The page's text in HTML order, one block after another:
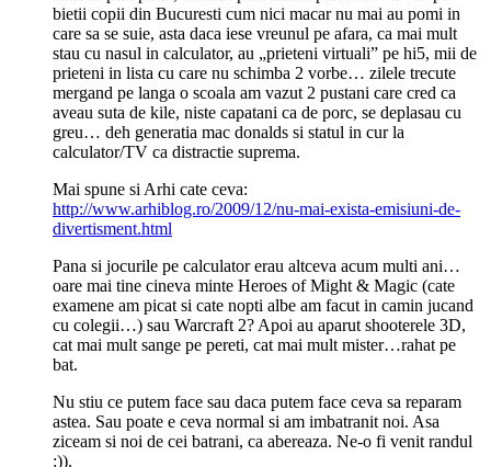
bietii copii din Bucuresti cum nici macar nu mai au pomi in
care sa se suie, asta daca iese vreunul pe afara, ca mai mult
stau cu nasul in calculator, au „prieteni virtuali” pe hi5, mii de
prieteni in lista cu care nu schimba 2 vorbe… zilele trecute
mergand pe langa o scoala am vazut 2 pustani care cred ca
aveau suta de kile, niste capatani ca de porc, se deplasau cu
greu… deh generatia mac donalds si statul in cur la
calculator/TV ca distractie suprema.
Mai spune si Arhi cate ceva:
http://www.arhiblog.ro/2009/12/nu-mai-exista-emisiuni-de-
divertisment.html
Pana si jocurile pe calculator erau altceva acum multi ani…
oare mai tine cineva minte Heroes of Might & Magic (cate
examene am picat si cate nopti albe am facut in camin jucand
cu colegii…) sau Warcraft 2? Apoi au aparut shooterele 3D,
cat mai mult sange pe pereti, cat mai mult mister…rahat pe
bat.
Nu stiu ce putem face sau daca putem face ceva sa reparam
astea. Sau poate e ceva normal si am imbatranit noi. Asa
ziceam si noi de cei batrani, ca abereaza. Ne-o fi venit randul
:)).